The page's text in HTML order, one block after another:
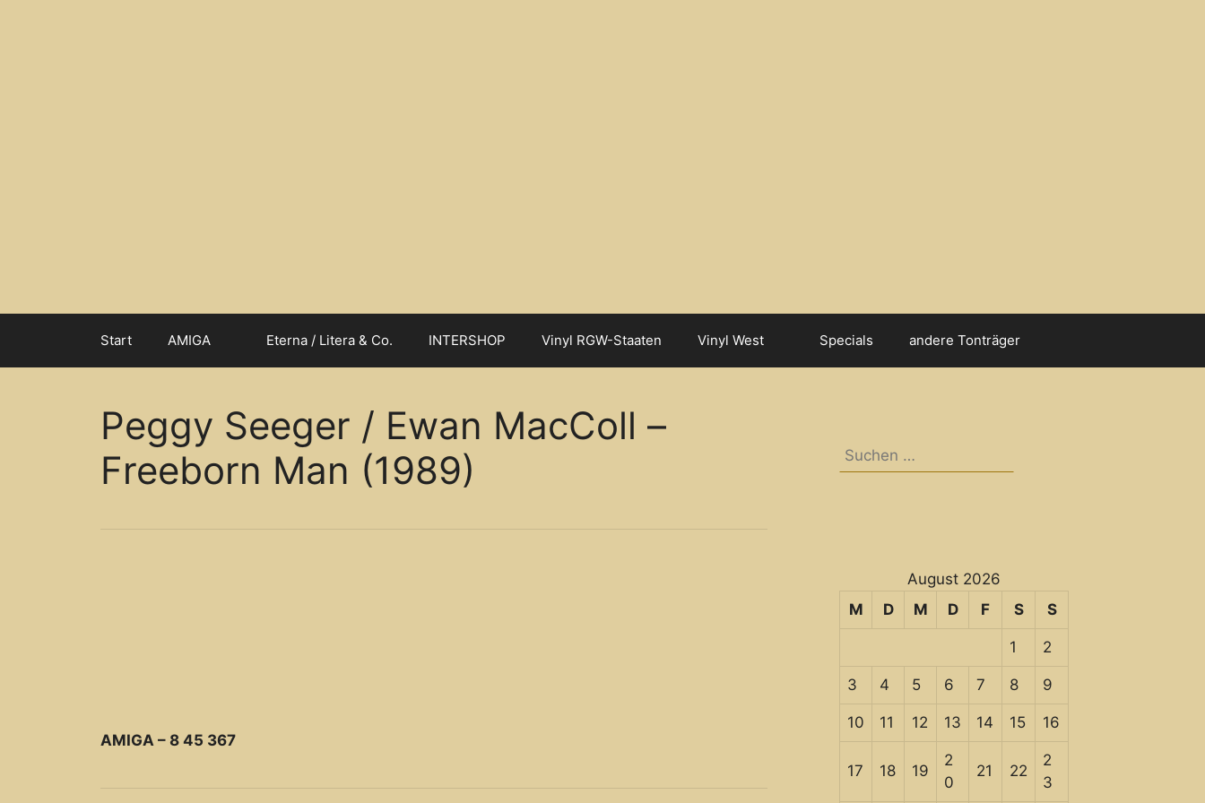
Start AMIGA Eterna / Litera & Co. INTERSHOP Vinyl RGW-Staaten Vinyl West Specials andere Tonträger
Peggy Seeger / Ewan MacColl ‎–
Freeborn Man (1989)
AMIGA ‎– 8 45 367
Suchen
nach:
August 2026
M
D M D F S S
1 2
3 4 5 6 7 8 9
10 11 12 13 14 15 16
17 18 19
2
0
21 22
2
3